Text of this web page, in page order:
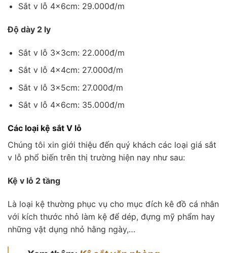
Sắt v lỗ 4x6cm: 29.000đ/m
Độ dày 2 ly
Sắt v lỗ 3x3cm: 22.000đ/m
Sắt v lỗ 4x4cm: 27.000đ/m
Sắt v lỗ 3x5cm: 27.000đ/m
Sắt v lỗ 4x6cm: 35.000đ/m
Các loại kệ sắt V lỗ
Chúng tôi xin giới thiệu đến quý khách các loại giá sắt
v lỗ phổ biến trên thị trường hiện nay như sau:
Kệ v lỗ 2 tầng
Là loại kệ thường phục vụ cho mục đích kê đồ cá nhân
với kích thước nhỏ làm kệ để dép, đựng mỹ phẩm hay
những vật dụng nhỏ hằng ngày,…